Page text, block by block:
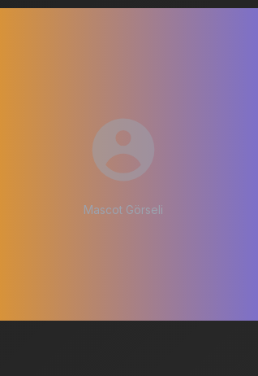
Mascot Görseli